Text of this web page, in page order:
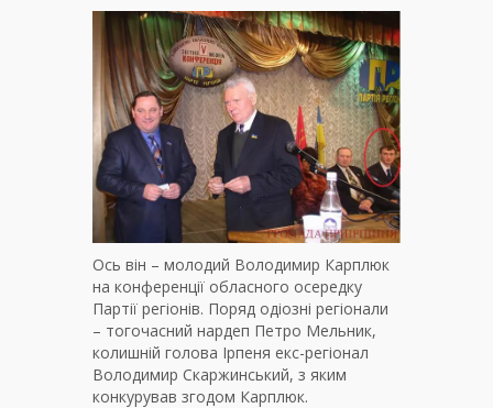
Ось він – молодий Володимир Карплюк
на конференції обласного осередку
Партії регіонів. Поряд одіозні регіонали
– тогочасний нардеп Петро Мельник,
колишній голова Ірпеня екс-регіонал
Володимир Скаржинський, з яким
конкурував згодом Карплюк.